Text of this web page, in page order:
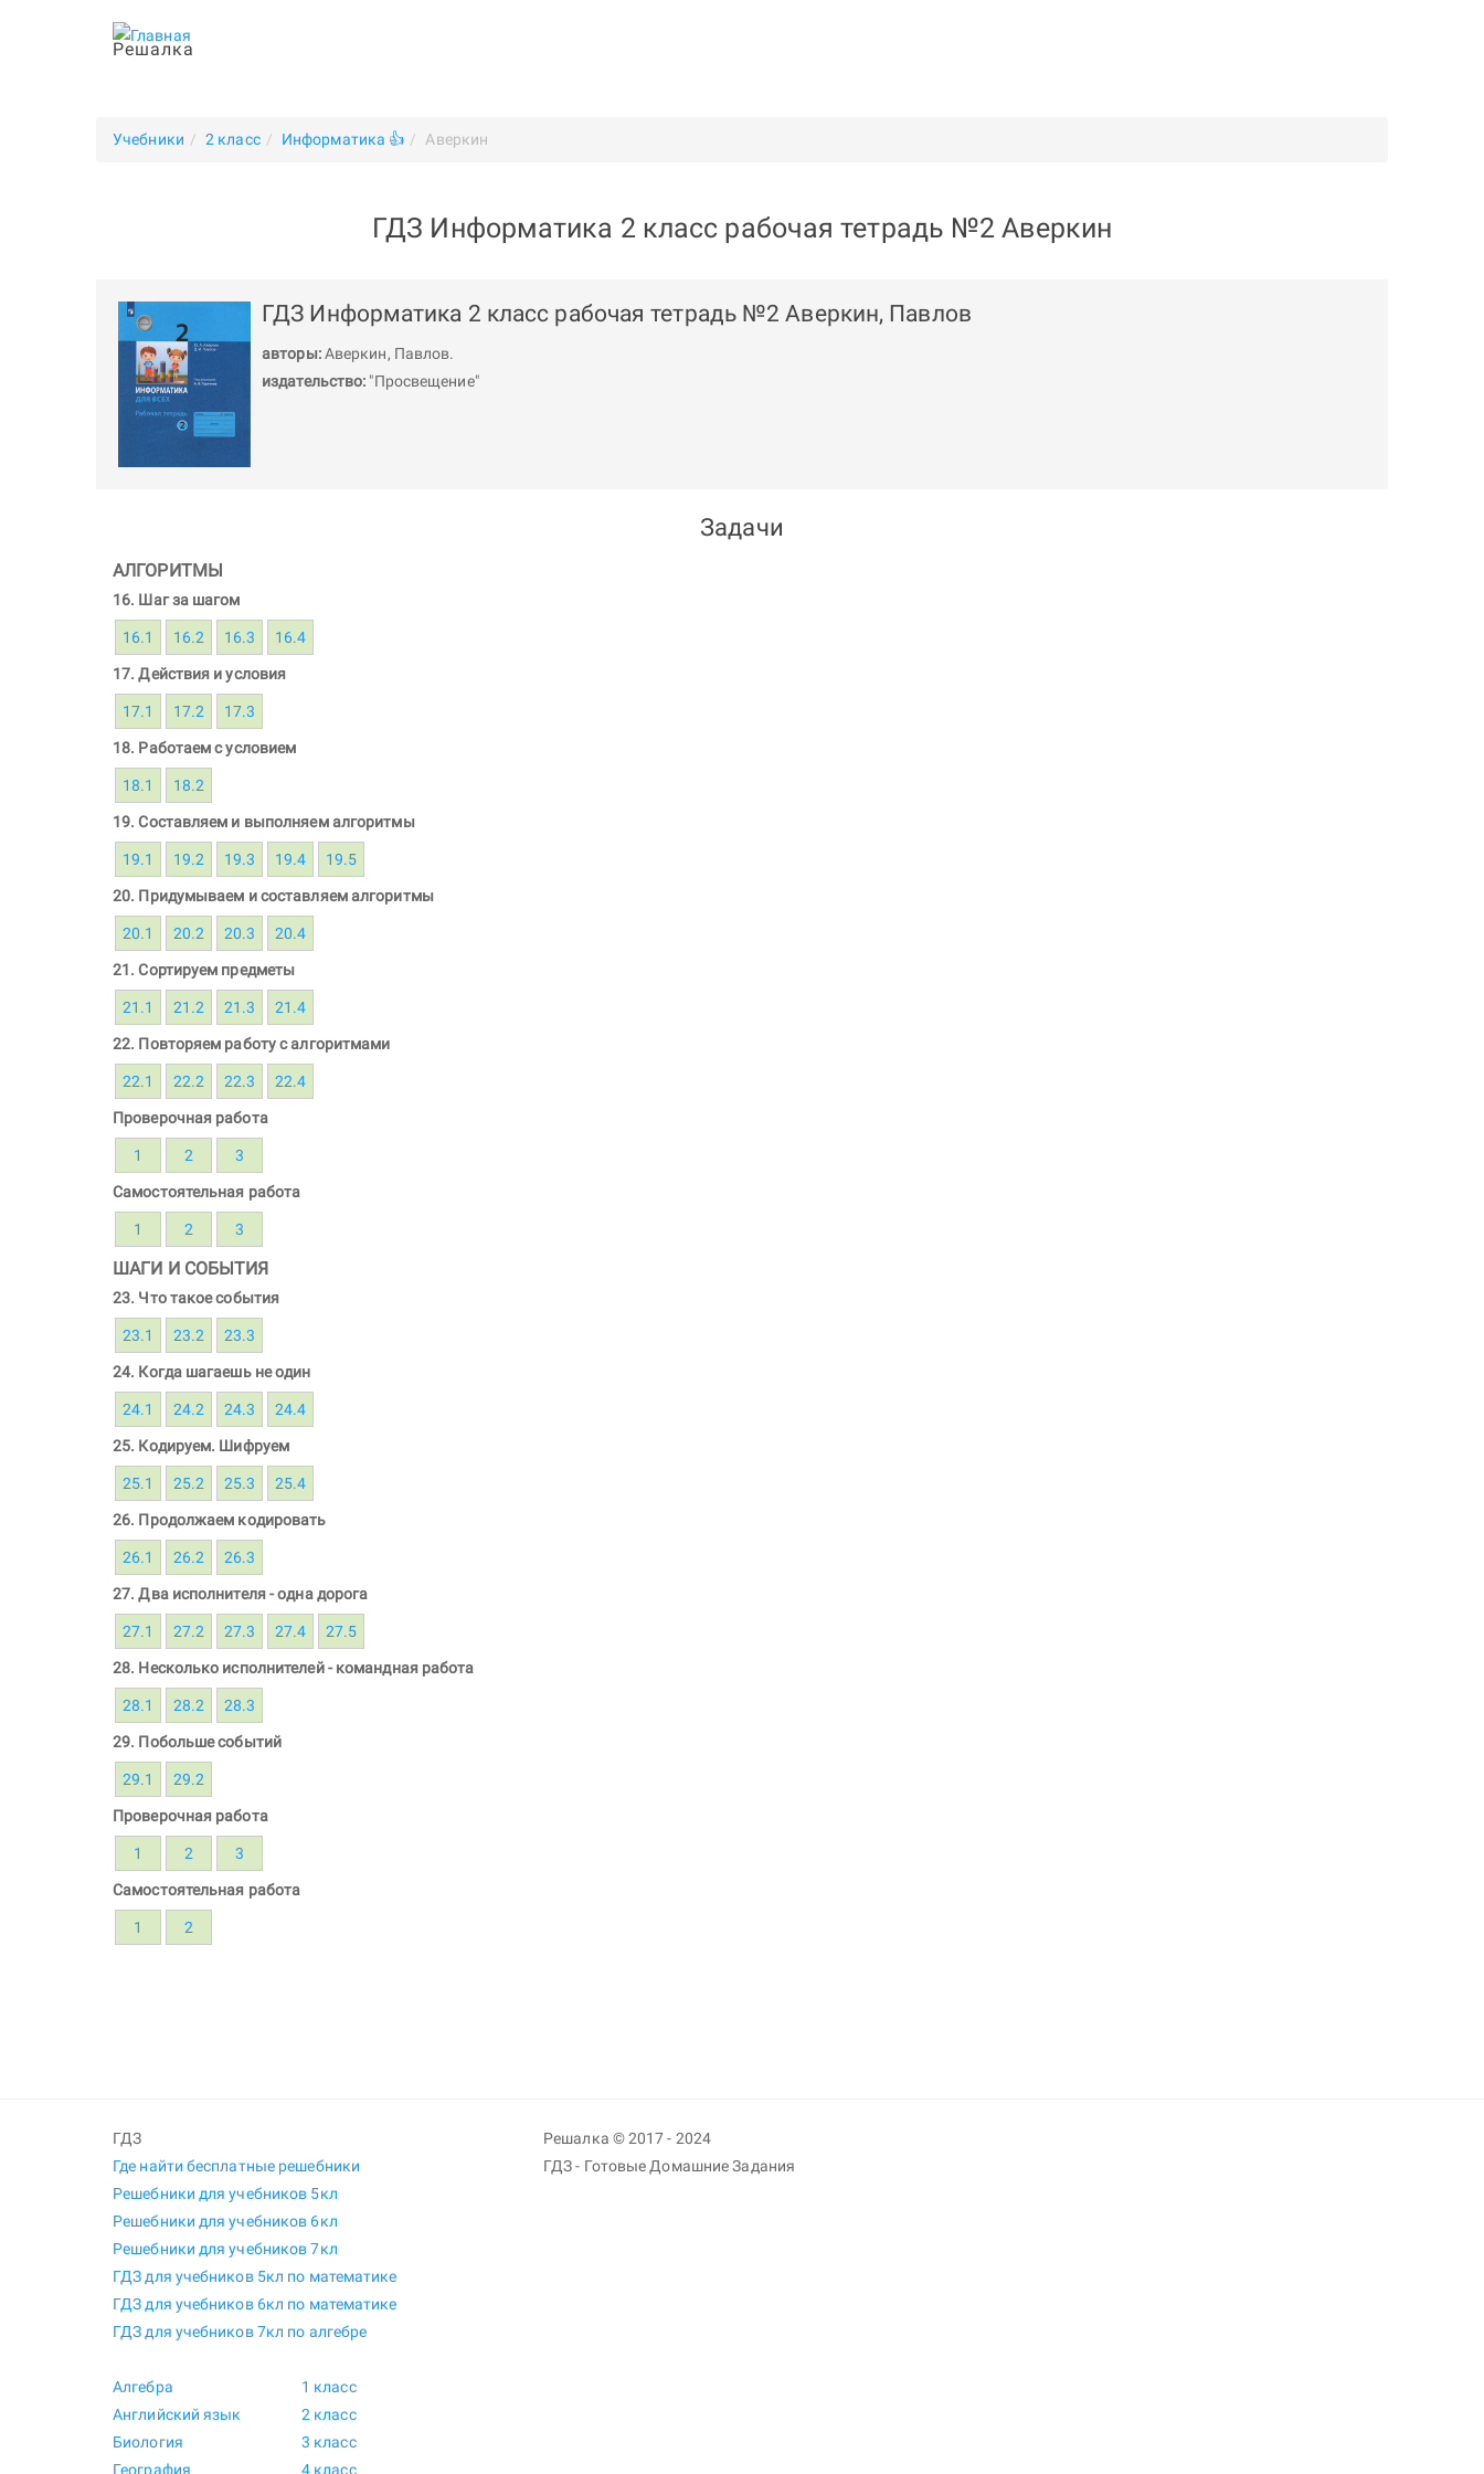
Решалка
Учебники 2 класс Информатика 👍 Аверкин
ГДЗ Информатика 2 класс рабочая тетрадь №2 Аверкин
ГДЗ Информатика 2 класс рабочая тетрадь №2 Аверкин, Павлов
авторы:Аверкин, Павлов.
издательство: "Просвещение"
Задачи
АЛГОРИТМЫ
16. Шаг за шагом
16.1 16.2 16.3 16.4
17. Действия и условия
17.1 17.2 17.3
18. Работаем с условием
18.1 18.2
19. Составляем и выполняем алгоритмы
19.1 19.2 19.3 19.4 19.5
20. Придумываем и составляем алгоритмы
20.1 20.2 20.3 20.4
21. Сортируем предметы
21.1 21.2 21.3 21.4
22. Повторяем работу с алгоритмами
22.1 22.2 22.3 22.4
Проверочная работа
1 2 3
Самостоятельная работа
1 2 3
ШАГИ И СОБЫТИЯ
23. Что такое события
23.1 23.2 23.3
24. Когда шагаешь не один
24.1 24.2 24.3 24.4
25. Кодируем. Шифруем
25.1 25.2 25.3 25.4
26. Продолжаем кодировать
26.1 26.2 26.3
27. Два исполнителя - одна дорога
27.1 27.2 27.3 27.4 27.5
28. Несколько исполнителей - командная работа
28.1 28.2 28.3
29. Побольше событий
29.1 29.2
Проверочная работа
1 2 3
Самостоятельная работа
1 2
ГДЗ
Где найти бесплатные решебники
Решебники для учебников 5кл
Решебники для учебников 6кл
Решебники для учебников 7кл
ГДЗ для учебников 5кл по математике
ГДЗ для учебников 6кл по математике
ГДЗ для учебников 7кл по алгебре
Алгебра
Английский язык
Биология
География
1 класс
2 класс
3 класс
4 класс
Решалка © 2017 - 2024
ГДЗ - Готовые Домашние Задания